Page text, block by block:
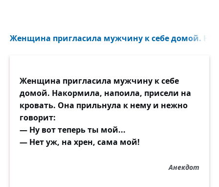
Женщина пригласила мужчину к себе домой.
Женщина пригласила мужчину к себе
домой. Накормила, напоила, присели на
кровать. Она прильнула к нему и нежно
говорит:
— Ну вот теперь ты мой...
— Нет уж, на хрен, сама мой!
Анекдот